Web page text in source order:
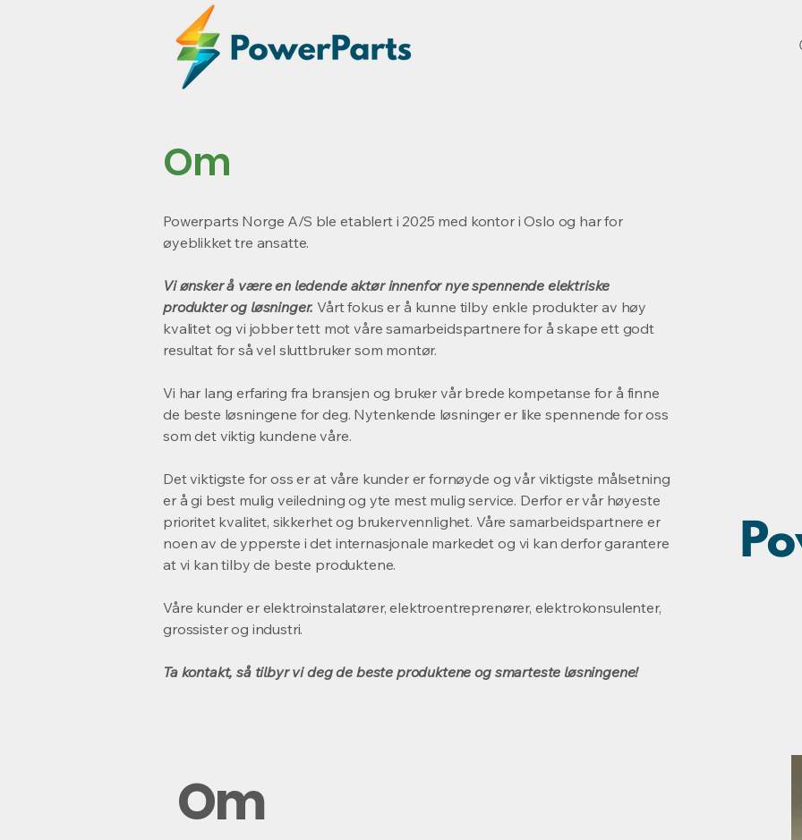
Om
Powerparts Norge A/S ble etablert i 2025 med kontor i Oslo og har for
øyeblikket tre ansatte.
Vi ønsker å være en ledende aktør innenfor nye spennende elektriske
produkter og løsninger. Vårt fokus er å kunne tilby enkle produkter av høy
kvalitet og vi jobber tett mot våre samarbeidspartnere for å skape ett godt
resultat for så vel sluttbruker som montør.
Vi har lang erfaring fra bransjen og bruker vår brede kompetanse for å finne
de beste løsningene for deg. Nytenkende løsninger er like spennende for oss
som det viktig kundene våre.
Det viktigste for oss er at våre kunder er fornøyde og vår viktigste målsetning
er å gi best mulig veiledning og yte mest mulig service. Derfor er vår høyeste
prioritet kvalitet, sikkerhet og brukervennlighet. Våre samarbeidspartnere er
noen av de ypperste i det internasjonale markedet og vi kan derfor garantere
at vi kan tilby de beste produktene.
Våre kunder er elektroinstalatører, elektroentreprenører, elektrokonsulenter,
grossister og industri.
Ta kontakt, så tilbyr vi deg de beste produktene og smarteste løsningene!
Om